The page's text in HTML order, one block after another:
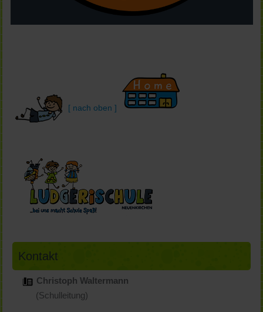
[ nach oben ]
Kontakt
Christoph Waltermann
(Schulleitung)